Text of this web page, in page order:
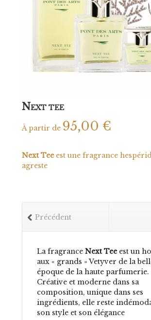
NEXT TEE
À partir de 95,00 €
Next Teeest une fragrance
agreste
Précédent
La fragrance Next Teeest un
aux « grands » Vetyver de la
époque de la haute parfumerie.
Créative et moderne dans sa
composition, unique dans ses
ingrédients, elle reste
son style et son élégance